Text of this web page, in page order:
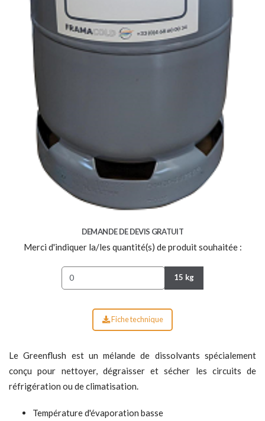
DEMANDE DE DEVIS GRATUIT
Merci d'indiquer la/les quantité(s) de produit souhaitée :
15 kg
Fiche technique
Le Greenflush est un mélande de dissolvants spécialement
conçu pour nettoyer, dégraisser et sécher les circuits de
réfrigération ou de climatisation.
Température d'évaporation basse